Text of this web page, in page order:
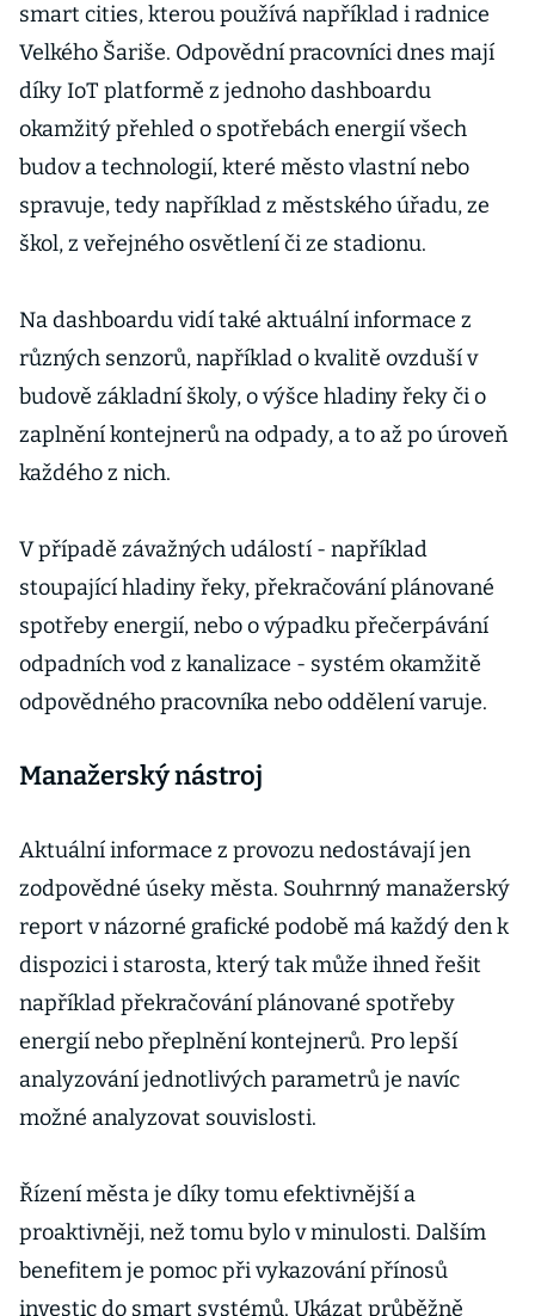
smart cities, kterou používá například i radnice
Velkého Šariše. Odpovědní pracovníci dnes mají
díky IoT platformě z jednoho dashboardu
okamžitý přehled o spotřebách energií všech
budov a technologií, které město vlastní nebo
spravuje, tedy například z městského úřadu, ze
škol, z veřejného osvětlení či ze stadionu.
Na dashboardu vidí také aktuální informace z
různých senzorů, například o kvalitě ovzduší v
budově základní školy, o výšce hladiny řeky či o
zaplnění kontejnerů na odpady, a to až po úroveň
každého z nich.
V případě závažných událostí - například
stoupající hladiny řeky, překračování plánované
spotřeby energií, nebo o výpadku přečerpávání
odpadních vod z kanalizace - systém okamžitě
odpovědného pracovníka nebo oddělení varuje.
Manažerský nástroj
Aktuální informace z provozu nedostávají jen
zodpovědné úseky města. Souhrnný manažerský
report v názorné grafické podobě má každý den k
dispozici i starosta, který tak může ihned řešit
například překračování plánované spotřeby
energií nebo přeplnění kontejnerů. Pro lepší
analyzování jednotlivých parametrů je navíc
možné analyzovat souvislosti.
Řízení města je díky tomu efektivnější a
proaktivněji, než tomu bylo v minulosti. Dalším
benefitem je pomoc při vykazování přínosů
investic do smart systémů. Ukázat průběžně